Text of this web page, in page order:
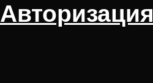
Авторизация